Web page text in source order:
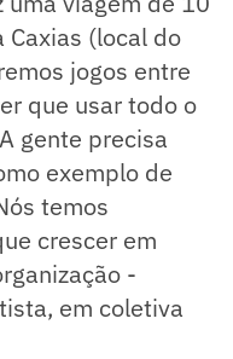
Caxias (local do
jogos entre
que usar todo o
gente precisa
exemplo de
temos
crescer em
-
em coletiva